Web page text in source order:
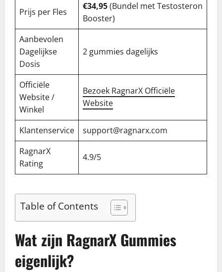
Prijs per Fles
€34,95(Bundel met Testosteron
Booster)
Aanbevolen
Dagelijkse
Dosis
2 gummies dagelijks
Officiële
Website /
Winkel
Bezoek RagnarX Officiële
Website
Klantenservice
support@ragnarx.com
RagnarX
Rating
4.9/5
Table of Contents
Wat zijn RagnarX Gummies
eigenlijk?